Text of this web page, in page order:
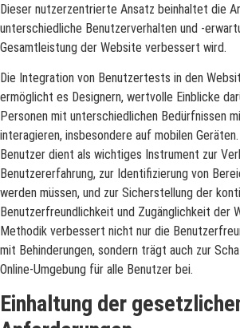
Dieser nutzerzentrierte Ansatz beinhaltet die
unterschiedliche Benutzerverhalten und -
Gesamtleistung der Website verbessert wird.
Die Integration von Benutzertests in den
ermöglicht es Designern, wertvolle Einblicke
Personen mit unterschiedlichen Bedürfnissen
interagieren, insbesondere auf mobilen
Benutzer dient als wichtiges Instrument zur
Benutzererfahrung, zur Identifizierung von
werden müssen, und zur Sicherstellung der
Benutzerfreundlichkeit und Zugänglichkeit der
Methodik verbessert nicht nur die
mit Behinderungen, sondern trägt auch zur
Online-Umgebung für alle Benutzer bei.
Einhaltung der